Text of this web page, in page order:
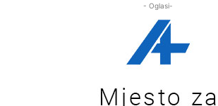
- Oglasi-